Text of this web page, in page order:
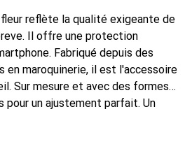
reflète la qualité exigeante de
Il offre une protection
Fabriqué depuis des
en maroquinerie, il est l'accessoire
Sur mesure et avec des formes
pour un ajustement parfait. Un
Noreve est reconnue